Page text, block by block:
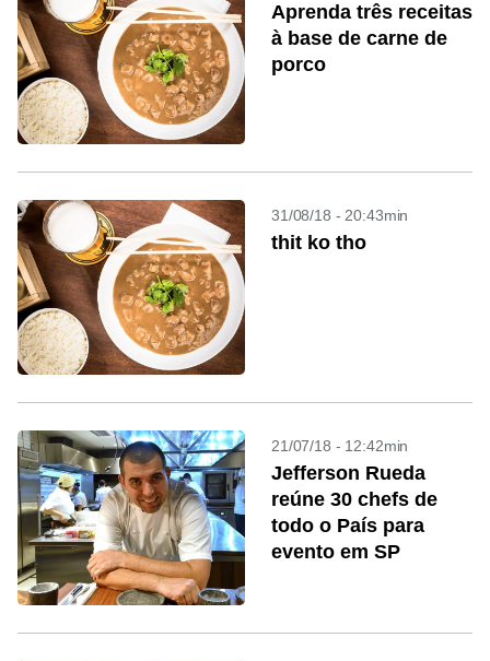
Aprenda três receitas
à base de carne de
porco
31/08/18 - 20:43min
thit ko tho
21/07/18 - 12:42min
Jefferson Rueda
reúne 30 chefs de
todo o País para
evento em SP